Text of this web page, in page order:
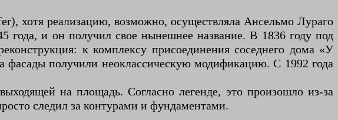
хотя реализацию, возможно, осуществляла Ансельмо Лураго
года, и он получил свое нынешнее название. В 1836 году под
к комплексу присоединения соседнего дома «У
получили неоклассическую модификацию. С 1992 года
на площадь. Согласно легенде, это произошло из-за
следил за контурами и фундаментами.